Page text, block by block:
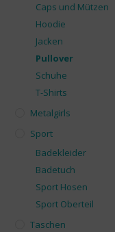
Caps und Mützen
Hoodie
Jacken
Pullover
Schuhe
T-Shirts
Metalgirls
Sport
Badekleider
Badetuch
Sport Hosen
Sport Oberteil
Taschen